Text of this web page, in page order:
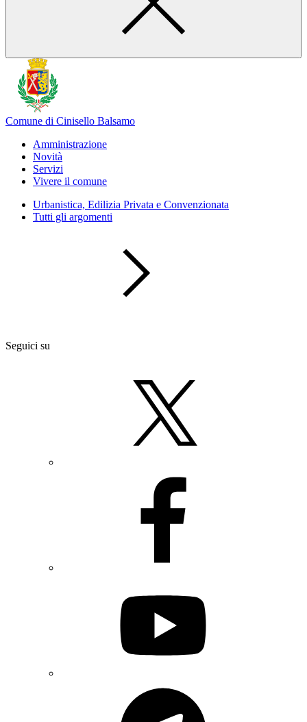
Comune di Cinisello Balsamo
Amministrazione
Novità
Servizi
Vivere il comune
Urbanistica, Edilizia Privata e Convenzionata
Tutti gli argomenti
Seguici su